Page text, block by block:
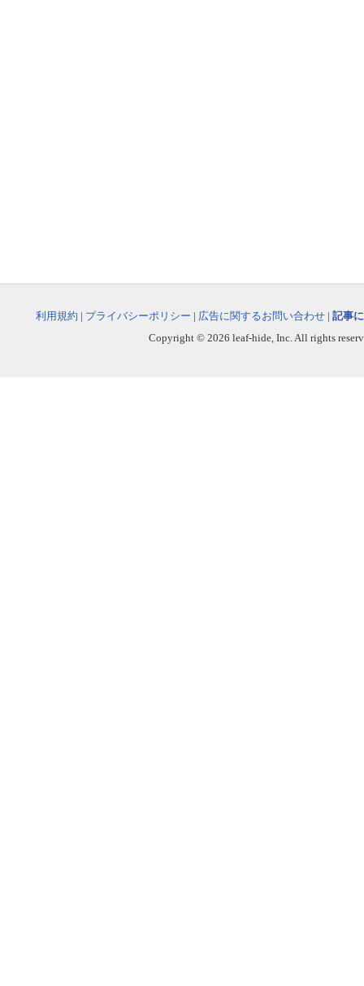
利用規約 | プライバシーポリシー | 広告に関するお問い合わせ | 記事
Copyright © 2026 leaf-hide, Inc. All rights